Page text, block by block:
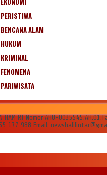
PERISTIWA
BENCANA ALAM
HUKUM
KRIMINAL
FENOMENA
PARIWISATA
DAN HAM RI Nomor AHU-
177 988 Email: